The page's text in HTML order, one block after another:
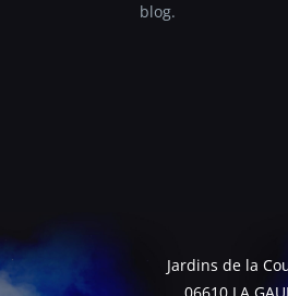
blog.
Jardins de la